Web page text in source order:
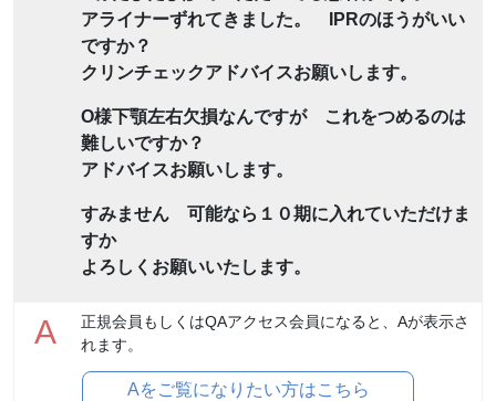
アライナーずれてきました。 IPRのほうがいい
ですか？
クリンチェックアドバイスお願いします。
O様下顎左右欠損なんですが これをつめるのは
難しいですか？
アドバイスお願いします。
すみません 可能なら１０期に入れていただけま
すか
よろしくお願いいたします。
A
正規会員もしくはQAアクセス会員になると、Aが表示さ
れます。
Aをご覧になりたい方はこちら